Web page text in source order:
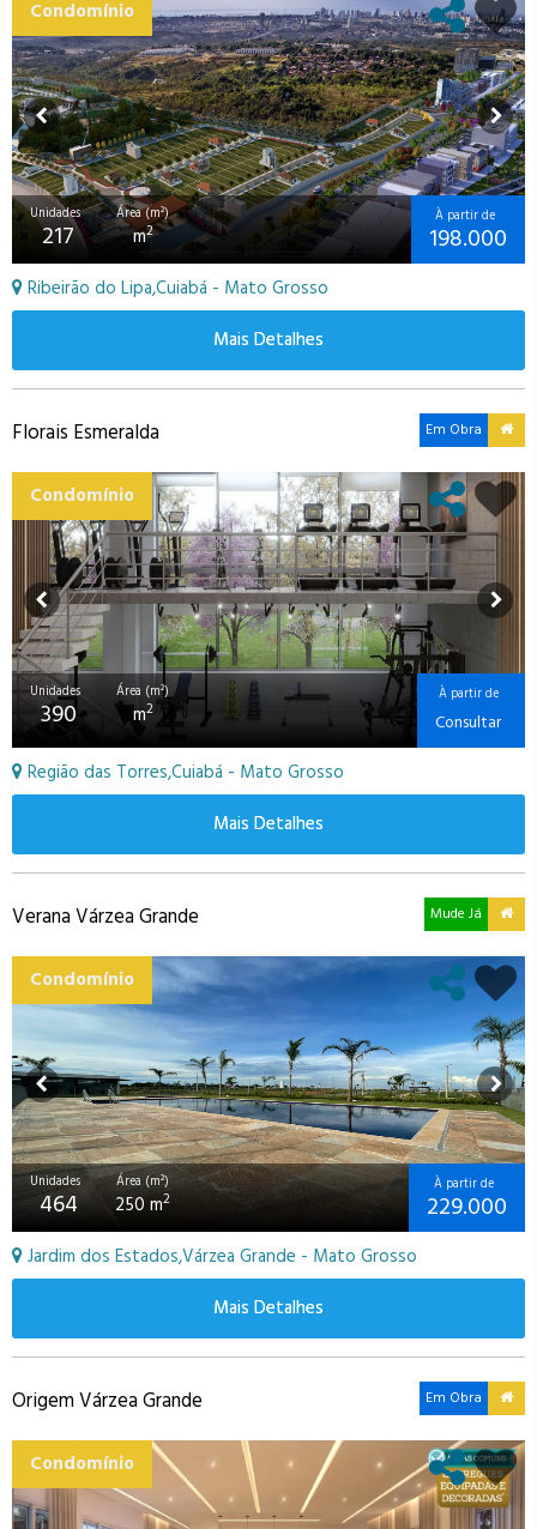
Condomínio
Unidades
217
Área (m²)
m2
À partir de
198.000
Ribeirão do Lipa,Cuiabá - Mato Grosso
Mais Detalhes
Florais Esmeralda Em Obra
Condomínio
Unidades
390
Área (m²)
m2
À partir de
Consultar
Região das Torres,Cuiabá - Mato Grosso
Mais Detalhes
Verana Várzea Grande Mude Já
Condomínio
Unidades
464
Área (m²)
250 m2
À partir de
229.000
Jardim dos Estados,Várzea Grande - Mato Grosso
Mais Detalhes
Origem Várzea Grande Em Obra
Condomínio